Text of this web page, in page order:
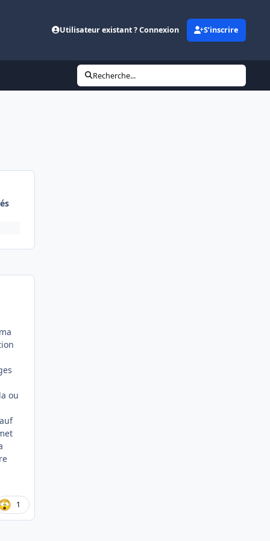
Utilisateur existant ? Connexion S’inscrire
Recherche...
ou
1